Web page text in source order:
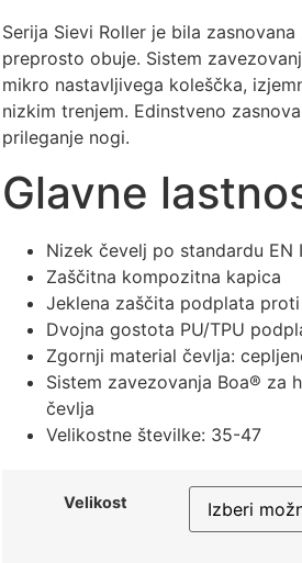
Serija Sievi Roller je bila
preprosto obuje. Sistem
mikro nastavljivega koleščka,
nizkim trenjem. Edinstveno
prileganje nogi.
Glavne
Nizek čevelj po standardu EN
Zaščitna kompozitna kapica
Jeklena zaščita podplata
Dvojna gostota PU/TPU
Zgornji material čevlja:
Sistem zavezovanja Boa® za
čevlja
Velikostne številke: 35-47
Velikost